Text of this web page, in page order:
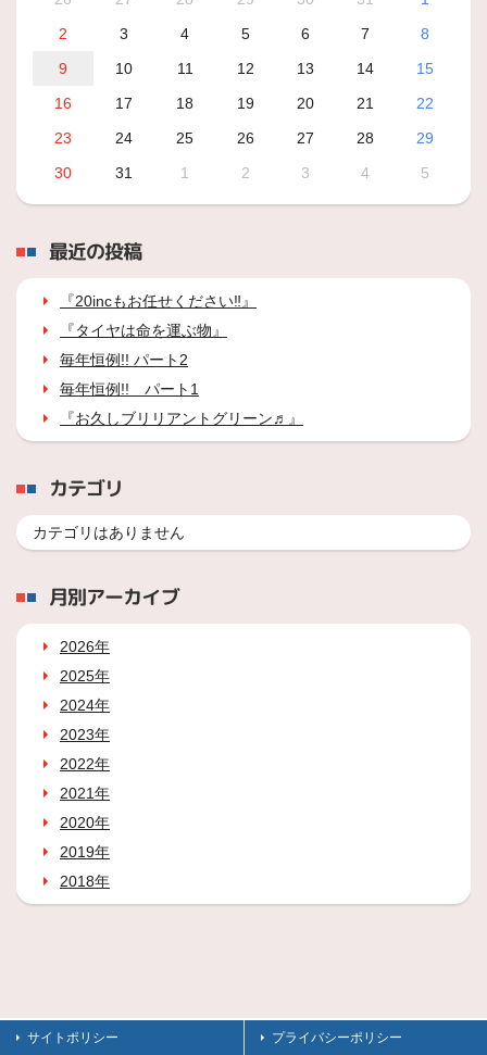
2
3 4 5 6 7
8
9
10 11 12 13 14
15
16
17 18 19 20 21
22
23
24 25 26 27 28
29
30
31 1 2 3 4 5
最近の投稿
『20incもお任せください‼』
『タイヤは命を運ぶ物』
毎年恒例!! パート2
毎年恒例!! パート1
『お久しブリリアントグリーン♬』
カテゴリ
カテゴリはありません
月別アーカイブ
2026年
2025年
2024年
2023年
2022年
2021年
2020年
2019年
2018年
サイトポリシー プライバシーポリシー